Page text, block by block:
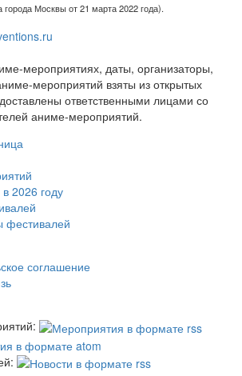
Москвы от 21 марта 2022 года).
мероприятиях, даты, организаторы,
мероприятий взяты из открытых
ответственными лицами со
аниме-мероприятий.
2026 году
фестивалей
соглашение